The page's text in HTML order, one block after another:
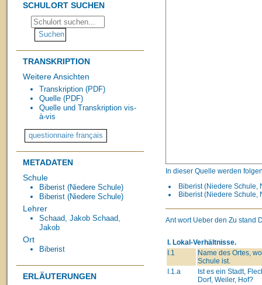
SCHULORT SUCHEN
TRANSKRIPTION
Weitere Ansichten
Transkription (PDF)
Quelle (PDF)
Quelle und Transkription vis-
à-vis
METADATEN
Schule
Biberist (Niedere Schule)
Biberist (Niedere Schule)
Lehrer
Schaad, Jakob Schaad,
Jakob
Ort
Biberist
ERLÄUTERUNGEN
In dieser Quelle werden
Biberist (Niedere Schule,
Biberist (Niedere Schule,
Ant wort Ueber den Zu stand
I. Lokal-Verhältnisse.
I.1
Name des Ortes,
Schule ist.
I.1.a
Ist es ein Stadt,
Dorf, Weiler, Hof?